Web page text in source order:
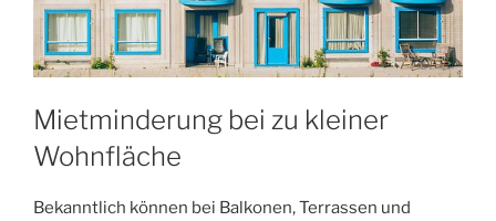
Mietminderung bei zu kleiner
Wohnfläche
Bekanntlich können bei Balkonen, Terrassen und